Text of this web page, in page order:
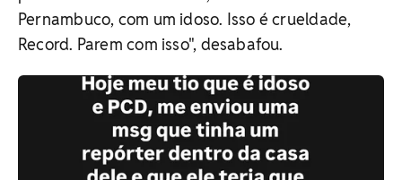
Pernambuco, com um idoso. Isso é crueldade,
Record. Parem com isso", desabafou.